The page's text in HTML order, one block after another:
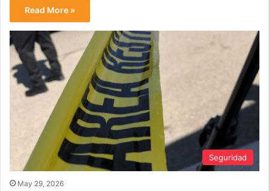
Read More »
Seguridad
May 29, 2026